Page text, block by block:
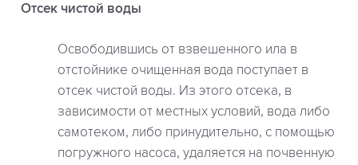
Отсек чистой воды
Освободившись от взвешенного ила в
отстойнике очищенная вода поступает в
отсек чистой воды. Из этого отсека, в
зависимости от местных условий, вода либо
самотеком, либо принудительно, с помощью
погружного насоса, удаляется на почвенную